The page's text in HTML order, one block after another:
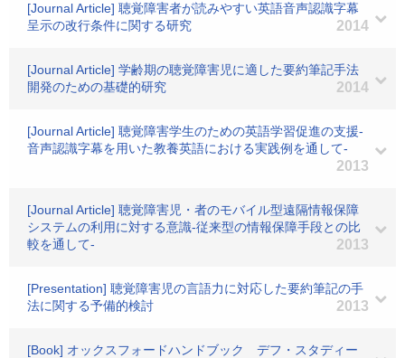
[Journal Article] 聴覚障害者が読みやすい英語音声認識字幕
呈示の改行条件に関する研究
2014
[Journal Article] 学齢期の聴覚障害児に適した要約筆記手法
開発のための基礎的研究
2014
[Journal Article] 聴覚障害学生のための英語学習促進の支援-
音声認識字幕を用いた教養英語における実践例を通して-
2013
[Journal Article] 聴覚障害児・者のモバイル型遠隔情報保障
システムの利用に対する意識-従来型の情報保障手段との比
較を通して-
2013
[Presentation] 聴覚障害児の言語力に対応した要約筆記の手
法に関する予備的検討
2013
[Book] オックスフォードハンドブック デフ・スタディー